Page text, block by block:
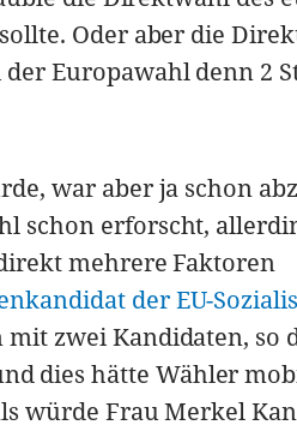
Oder aber die
Europawahl denn 2
war aber ja schon
schon erforscht,
mehrere Faktoren
der EU-
zwei Kandidaten, so
dies hätte Wähler
würde Frau Merkel